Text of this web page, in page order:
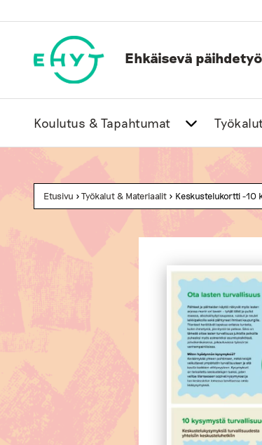
to
Ehkäisevä
Koulutus & Tapahtumat
Etusivu >Työkalut & Materiaalit > Keskustelukortti -10